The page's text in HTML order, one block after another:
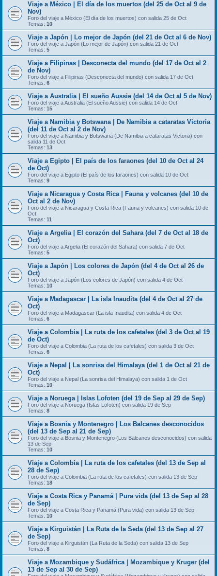
Viaje a México | El día de los muertos (del 25 de Oct al 9 de
Nov)
Foro del viaje a México (El día de los muertos) con salida 25 de Oct
Temas: 10
Viaje a Japón | Lo mejor de Japón (del 21 de Oct al 6 de Nov)
Foro del viaje a Japón (Lo mejor de Japón) con salida 21 de Oct
Temas: 5
Viaje a Filipinas | Desconecta del mundo (del 17 de Oct al 2
de Nov)
Foro del viaje a Filipinas (Desconecta del mundo) con salida 17 de Oct
Temas: 6
Viaje a Australia | El sueño Aussie (del 14 de Oct al 5 de Nov)
Foro del viaje a Australia (El sueño Aussie) con salida 14 de Oct
Temas: 15
Viaje a Namibia y Botswana | De Namibia a cataratas Victoria
(del 11 de Oct al 2 de Nov)
Foro del viaje a Namibia y Botswana (De Namibia a cataratas Victoria) con
salida 11 de Oct
Temas: 13
Viaje a Egipto | El país de los faraones (del 10 de Oct al 24
de Oct)
Foro del viaje a Egipto (El país de los faraones) con salida 10 de Oct
Temas: 9
Viaje a Nicaragua y Costa Rica | Fauna y volcanes (del 10 de
Oct al 2 de Nov)
Foro del viaje a Nicaragua y Costa Rica (Fauna y volcanes) con salida 10 de
Oct
Temas: 11
Viaje a Argelia | El corazón del Sahara (del 7 de Oct al 18 de
Oct)
Foro del viaje a Argelia (El corazón del Sahara) con salida 7 de Oct
Temas: 5
Viaje a Japón | Los colores de Japón (del 4 de Oct al 26 de
Oct)
Foro del viaje a Japón (Los colores de Japón) con salida 4 de Oct
Temas: 10
Viaje a Madagascar | La isla Inaudita (del 4 de Oct al 27 de
Oct)
Foro del viaje a Madagascar (La isla Inaudita) con salida 4 de Oct
Temas: 6
Viaje a Colombia | La ruta de los cafetales (del 3 de Oct al 19
de Oct)
Foro del viaje a Colombia (La ruta de los cafetales) con salida 3 de Oct
Temas: 6
Viaje a Nepal | La sonrisa del Himalaya (del 1 de Oct al 21 de
Oct)
Foro del viaje a Nepal (La sonrisa del Himalaya) con salida 1 de Oct
Temas: 10
Viaje a Noruega | Islas Lofoten (del 19 de Sep al 29 de Sep)
Foro del viaje a Noruega (Islas Lofoten) con salida 19 de Sep
Temas: 8
Viaje a Bosnia y Montenegro | Los Balcanes desconocidos
(del 13 de Sep al 21 de Sep)
Foro del viaje a Bosnia y Montenegro (Los Balcanes desconocidos) con salida
13 de Sep
Temas: 10
Viaje a Colombia | La ruta de los cafetales (del 13 de Sep al
28 de Sep)
Foro del viaje a Colombia (La ruta de los cafetales) con salida 13 de Sep
Temas: 18
Viaje a Costa Rica y Panamá | Pura vida (del 13 de Sep al 28
de Sep)
Foro del viaje a Costa Rica y Panamá (Pura vida) con salida 13 de Sep
Temas: 10
Viaje a Kirguistán | La Ruta de la Seda (del 13 de Sep al 27
de Sep)
Foro del viaje a Kirguistán (La Ruta de la Seda) con salida 13 de Sep
Temas: 8
Viaje a Mozambique y Sudáfrica | Mozambique y Kruger (del
13 de Sep al 30 de Sep)